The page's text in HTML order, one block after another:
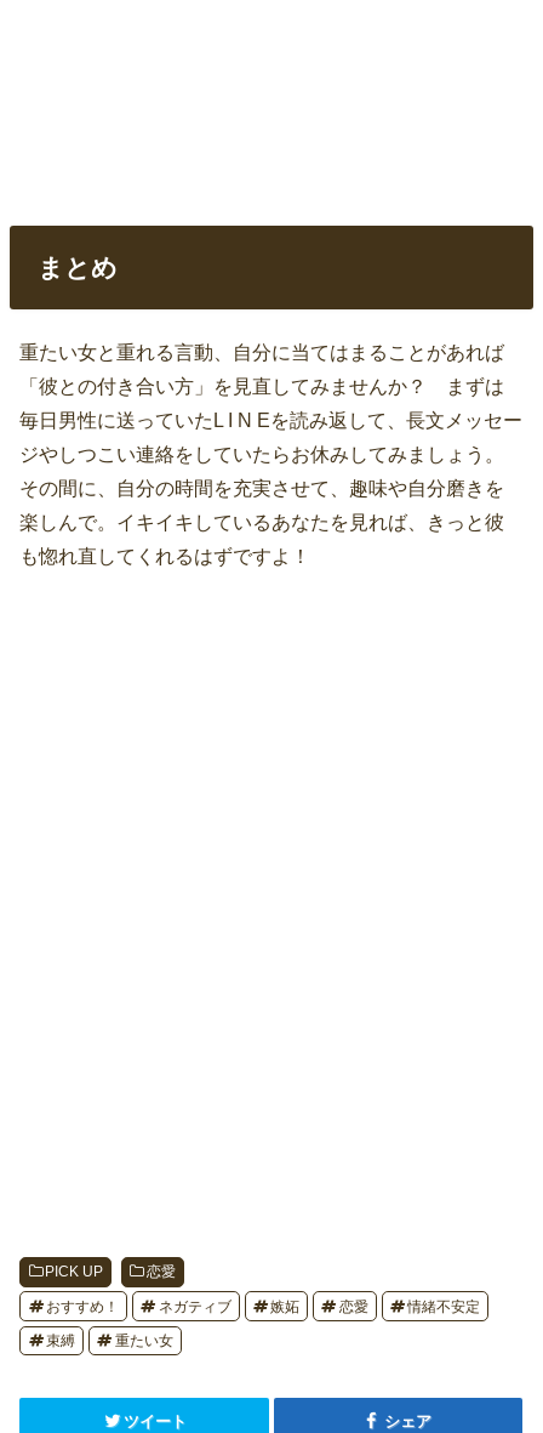
まとめ
重たい女と重れる言動、自分に当てはまることがあれば
「彼との付き合い方」を見直してみませんか？ まずは
毎日男性に送っていたL I N Eを読み返して、長文メッセー
ジやしつこい連絡をしていたらお休みしてみましょう。
その間に、自分の時間を充実させて、趣味や自分磨きを
楽しんで。イキイキしているあなたを見れば、きっと彼
も惚れ直してくれるはずですよ！
PICK UP 恋愛
おすすめ！ ネガティブ 嫉妬 恋愛 情緒不安定
束縛 重たい女
ツイート シェア